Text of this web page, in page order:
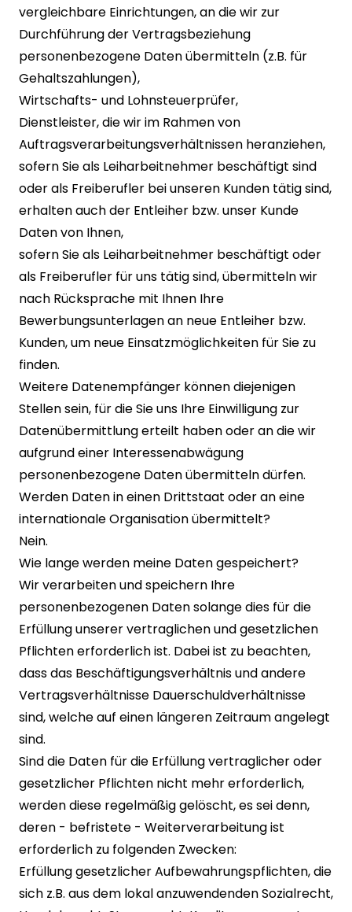
vergleichbare Einrichtungen, an die wir zur
Durchführung der Vertragsbeziehung
personenbezogene Daten übermitteln (z.B. für
Gehaltszahlungen),
Wirtschafts- und Lohnsteuerprüfer,
Dienstleister, die wir im Rahmen von
Auftragsverarbeitungsverhältnissen heranziehen,
sofern Sie als Leiharbeitnehmer beschäftigt sind
oder als Freiberufler bei unseren Kunden tätig sind,
erhalten auch der Entleiher bzw. unser Kunde
Daten von Ihnen,
sofern Sie als Leiharbeitnehmer beschäftigt oder
als Freiberufler für uns tätig sind, übermitteln wir
nach Rücksprache mit Ihnen Ihre
Bewerbungsunterlagen an neue Entleiher bzw.
Kunden, um neue Einsatzmöglichkeiten für Sie zu
finden.
Weitere Datenempfänger können diejenigen
Stellen sein, für die Sie uns Ihre Einwilligung zur
Datenübermittlung erteilt haben oder an die wir
aufgrund einer Interessenabwägung
personenbezogene Daten übermitteln dürfen.
Werden Daten in einen Drittstaat oder an eine
internationale Organisation übermittelt?
Nein.
Wie lange werden meine Daten gespeichert?
Wir verarbeiten und speichern Ihre
personenbezogenen Daten solange dies für die
Erfüllung unserer vertraglichen und gesetzlichen
Pflichten erforderlich ist. Dabei ist zu beachten,
dass das Beschäftigungsverhältnis und andere
Vertragsverhältnisse Dauerschuldverhältnisse
sind, welche auf einen längeren Zeitraum angelegt
sind.
Sind die Daten für die Erfüllung vertraglicher oder
gesetzlicher Pflichten nicht mehr erforderlich,
werden diese regelmäßig gelöscht, es sei denn,
deren - befristete - Weiterverarbeitung ist
erforderlich zu folgenden Zwecken:
Erfüllung gesetzlicher Aufbewahrungspflichten, die
sich z.B. aus dem lokal anzuwendenden Sozialrecht,